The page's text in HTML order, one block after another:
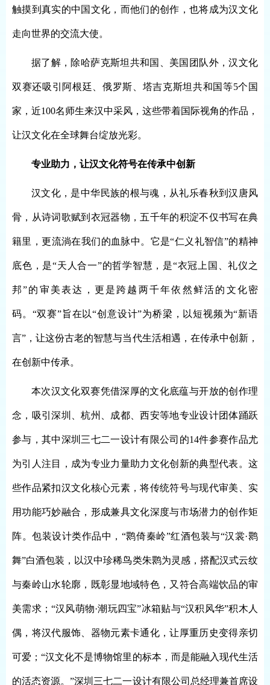
触摸到真实的中国文化，而他们的创作，也将成为汉文化
走向世界的交流大使。
据了解，除哈萨克斯坦共和国、美国团队外，汉文化
双赛还吸引阿根廷、俄罗斯、塔吉克斯坦共和国等5个国
家，近100名师生来汉中采风，这些带着国际视角的作品，
让汉文化在全球舞台绽放光彩。
专业助力， 让汉文化符号在传承中创新
汉文化，是中华民族的根与魂，从礼乐春秋到汉唐风
骨，从诗词歌赋到衣冠器物，五千年的积淀不仅书写在典
籍里，更流淌在我们的血脉中。它是“仁义礼智信”的精神
底色，是“天人合一”的哲学智慧，是“衣冠上国、礼仪之
邦”的审美表达，更是跨越两千年依然鲜活的文化密
码。“双赛”旨在以“创意设计”为桥梁，以短视频为“新语
言”，让这份古老的智慧与当代生活相遇，在传承中创新，
在创新中传承。
本次汉文化双赛凭借深厚的文化底蕴与开放的创作理
念，吸引深圳、杭州、成都、西安等地专业设计团体踊跃
参与，其中深圳三七二一设计有限公司的14件参赛作品尤
为引人注目，成为专业力量助力文化创新的典型代表。这
些作品紧扣汉文化核心元素，将传统符号与现代审美、实
用功能巧妙融合，形成兼具文化深度与市场潜力的创作矩
阵。包装设计类作品中，“鹮倚秦岭”红酒包装与“汉裳·鹮
舞”白酒包装，以汉中珍稀鸟类朱鹮为灵感，搭配汉式云纹
与秦岭山水轮廓，既彰显地域特色，又符合高端饮品的审
美需求；“汉风萌物·潮玩四宝”冰箱贴与“汉积风华”积木人
偶，将汉代服饰、器物元素卡通化，让厚重历史变得亲切
可爱；“汉文化不是博物馆里的标本，而是能融入现代生活
的活态资源。”深圳三七二一设计有限公司总经理兼首席设